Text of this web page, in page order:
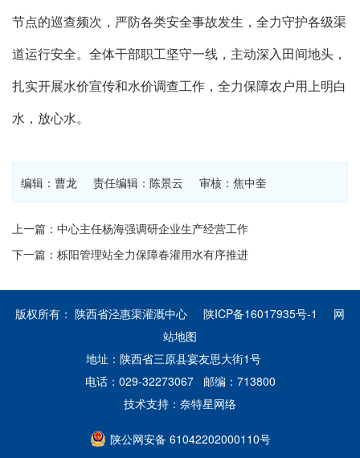
节点的巡查频次，严防各类安全事故发生，全力守护各级渠
道运行安全。全体干部职工坚守一线，主动深入田间地头，
扎实开展水价宣传和水价调查工作，全力保障农户用上明白
水，放心水。
编辑：曹龙 责任编辑：陈景云 审核：焦中奎
上一篇：中心主任杨海强调研企业生产经营工作
下一篇：栎阳管理站全力保障春灌用水有序推进
版权所有： 陕西省泾惠渠灌溉中心 陕ICP备16017935号-1
网
站地图
地址：陕西省三原县宴友思大街1号
电话：029-32273067 邮编：713800
技术支持： 奈特星网络
陕公网安备 61042202000110号